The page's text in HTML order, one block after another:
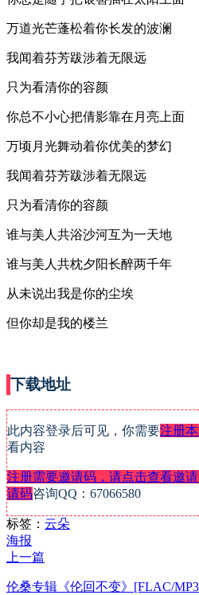
万道光芒蓬松着你长发的波澜
我闻着芬芳跋涉着无限远
只为看清你的容颜
你总不小心把倩影靠在月亮上面
万顷月光舞动着你优美的梦幻
我闻着芬芳跋涉着无限远
只为看清你的容颜
谁与美人共浴沙河互为一天地
谁与美人共枕夕阳长醉两千年
从未说出我是你的尘埃
但你却是我的楼兰
下载地址
此内容登录后可见，你需要注册
看内容
注册需要邀请码，请点击查看邀
请码咨询QQ：67066580
标签： 云朵
海报
上一篇
伦桑专辑《伦回不变》[FLAC/